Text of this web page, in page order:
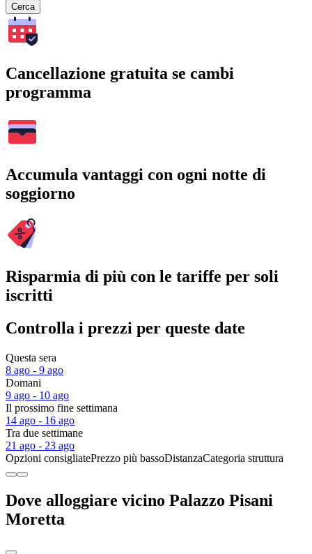
Cerca
Cancellazione gratuita se cambi
programma
Accumula vantaggi con ogni notte di
soggiorno
Risparmia di più con le tariffe per soli
iscritti
Controlla i prezzi per queste date
Questa sera
8 ago - 9 ago
Domani
9 ago - 10 ago
Il prossimo fine settimana
14 ago - 16 ago
Tra due settimane
21 ago - 23 ago
Opzioni consigliatePrezzo più bassoDistanzaCategoria struttura
Dove alloggiare vicino Palazzo Pisani
Moretta